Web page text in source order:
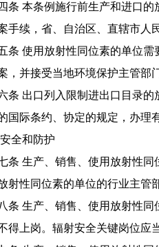
条 本条例施行前生产和进口
手续，省、自治区、直辖市人
条 使用放射性同位素的单位
，并接受当地环境保护主管部
条 出口列入限制进出口目录
国际条约、协定的规定，办理
全和防护
条 生产、销售、使用放射性
射性同位素的单位的行业主管
条 生产、销售、使用放射性
得上岗。 辐射安全关键岗位应